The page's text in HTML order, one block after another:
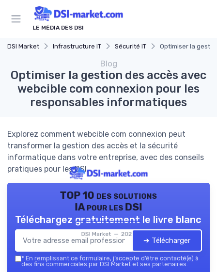
LE MÉDIA DES DSI
DSI Market Infrastructure IT Sécurité IT Optimiser la
Blog
Optimiser la gestion des accès avec
webcible com connexion pour les
responsables informatiques
Explorez comment webcible com connexion peut
transformer la gestion des accès et la sécurité
informatique dans votre entreprise, avec des conseils
pratiques pour les DSI.
TOP 10 des solutions
IA pour les DSI
DSI Market — 2026
Téléchargez gratuitement le livre blanc
➔ Télécharger
* En remplissant ce formulaire, j’accepte d’être contacté(e) à
des fins commerciales par DSI Market et ses partenaires.
Panneau de gestion des cookies